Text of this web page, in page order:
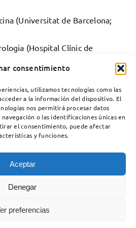
consentimiento
utilizamos tecnologías como las
a la información del dispositivo. El
nos permitirá procesar datos
o las identificaciones únicas en
el consentimiento, puede afectar
y funciones.
Aceptar
Denegar
preferencias
(Universitat de Barcelona;
(Hospital Clínic de
Neuromusculars
de Neurologia
Santa Creu i Sant Pau
Mas Casanovas, 90
– Barcelona